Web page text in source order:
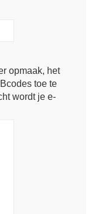
opmaak, het
toe te
wordt je e-